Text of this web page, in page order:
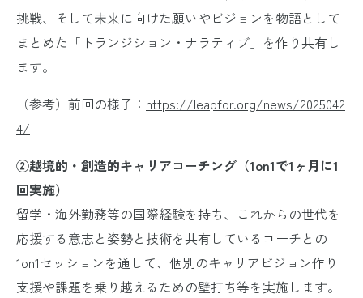
挑戦、そして未来に向けた願いやビジョンを物語として
まとめた「トランジション・ナラティブ」を作り共有し
ます。
（参考）前回の様子： https://leapfor.org/news/2025042
4/
②越境的・創造的キャリアコーチング（1on1で1ヶ月に1
回実施）
留学・海外勤務等の国際経験を持ち、これからの世代を
応援する意志と姿勢と技術を共有しているコーチとの
1on1セッションを通して、個別のキャリアビジョン作り
支援や課題を乗り越えるための壁打ち等を実施します。